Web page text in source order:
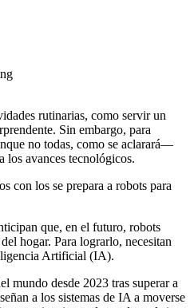
rutinarias, como servir un
Sin embargo, para
no todas, como se aclarará—
los avances tecnológicos.
que, en el futuro, robots
hogar. Para lograrlo, necesitan
Artificial (IA).
mundo desde 2023 tras superar a
a los sistemas de IA a moverse